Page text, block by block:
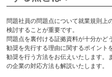
問題社員の問題点について就業規則上
検討することが重要です。
問題点を裏付ける証拠資料が十分かど
勧奨を先行する理由に関するポイント
勧奨を行う方法をお伝えいたします。
の企業の対応方法も解説いたします。